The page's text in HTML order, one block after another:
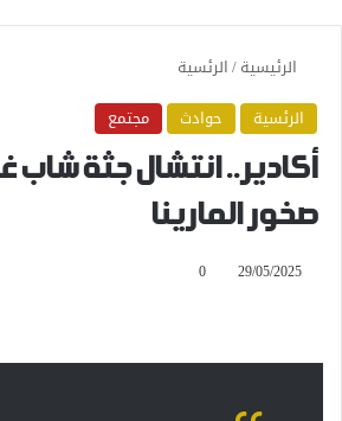
الرئيسية/الرئسية
الرئسية
حوادث مجتمع
أكادير.. انتشال جثة
صخور المارينا
29/05/2025
0